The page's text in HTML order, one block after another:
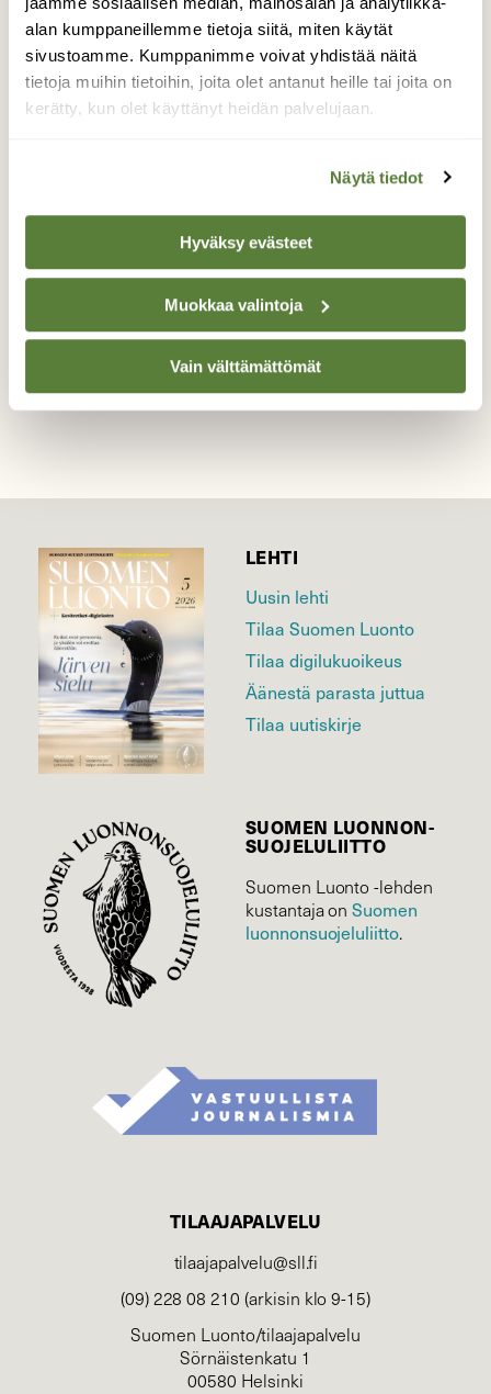
alan kumppaneillemme tietoja siitä, miten käytät
sivustoamme. Kumppanimme voivat yhdistää näitä
tietoja muihin tietoihin, joita olet antanut heille tai joita on
kerätty, kun olet käyttänyt heidän palvelujaan.
Näytä tiedot
Hyväksy evästeet
Muokkaa valintoja
Vain välttämättömät
aamuna hiukan klo 8 jälkeen kalasääksi
nappasi kalankasvatuslaitokselta itselleen
vajaan kilon painoisen lohen. Sääksi on
varsin voimakas lintu ja se nousi saaliin
kanssa suht. kevyesti ilmaan. Linnun oma
asukkaalle yllättäen lentomatka.
Valokuvaaja: Anna-Liisa Pirhonrn, Kuusamo
7.9.2016
LEHTI
Uusin lehti
Tilaa Suomen Luonto
Tilaa digilukuoikeus
Äänestä parasta juttua
Tilaa uutiskirje
SUOMEN LUONNON­
SUOJELU­LIITTO
Suomen Luonto -lehden
kustantaja onSuomen
luonnonsuojelu­liitto.
TILAAJAPALVELU
tilaajapalvelu@sll.fi
(09) 228 08 210 (arkisin klo 9-15)
Suomen Luonto/tilaajapalvelu
Sörnäistenkatu 1
00580 Helsinki